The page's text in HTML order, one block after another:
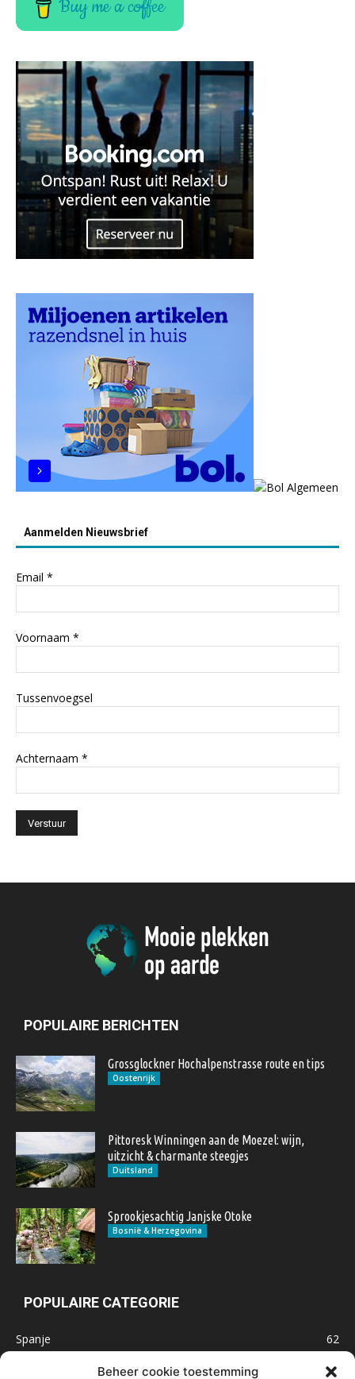
Beheer cookie toestemming
Buy me a coffee
Aanmelden Nieuwsbrief
Email *
Voornaam *
Tussenvoegsel
Achternaam *
POPULAIRE BERICHTEN
Grossglockner Hochalpenstrasse route en tips
Oostenrijk
Pittoresk Winningen aan de Moezel: wijn,
uitzicht & charmante steegjes
Duitsland
Sprookjesachtig Janjske Otoke
Bosnië & Herzegovina
POPULAIRE CATEGORIE
Spanje
62
47